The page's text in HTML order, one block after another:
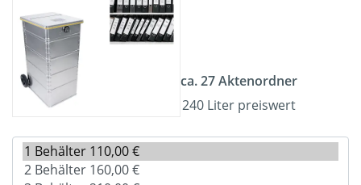
ca. 27 Aktenordner
240 Liter preiswert